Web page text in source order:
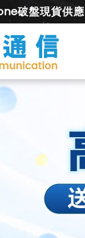
破盤現貨供應